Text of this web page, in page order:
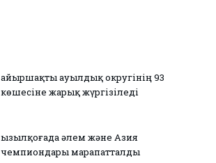
Қайыршақты ауылдық округінің 93
көшесіне жарық жүргізіледі
Қызылқоғада әлем және Азия
чемпиондары марапатталды